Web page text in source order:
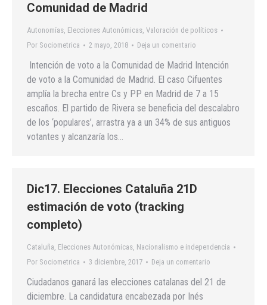
Comunidad de Madrid
Autonomías, Elecciones Autonómicas, Valoración de políticos
Por Sociometrica 2 mayo, 2018 Deja un comentario
Intención de voto a la Comunidad de Madrid Intención
de voto a la Comunidad de Madrid. El caso Cifuentes
amplía la brecha entre Cs y PP en Madrid de 7 a 15
escaños. El partido de Rivera se beneficia del descalabro
de los ‘populares’, arrastra ya a un 34% de sus antiguos
votantes y alcanzaría los…
Dic17. Elecciones Cataluña 21D
estimación de voto (tracking
completo)
Cataluña, Elecciones Autonómicas, Nacionalismo e independencia
Por Sociometrica 3 diciembre, 2017 Deja un comentario
Ciudadanos ganará las elecciones catalanas del 21 de
diciembre. La candidatura encabezada por Inés